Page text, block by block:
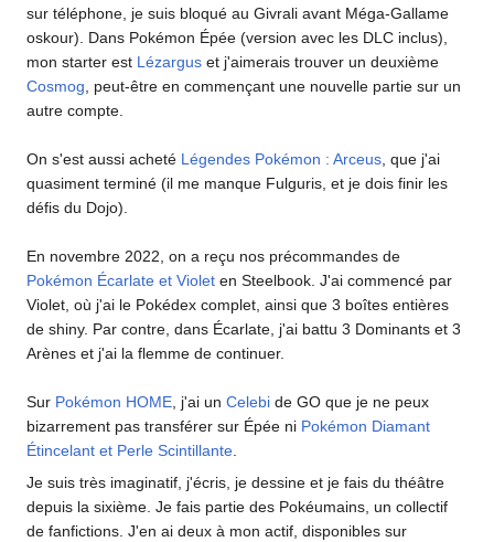
sur téléphone, je suis bloqué au Givrali avant Méga-Gallame
oskour). Dans Pokémon Épée (version avec les DLC inclus),
mon starter est Lézargus et j'aimerais trouver un deuxième
Cosmog , peut-être en commençant une nouvelle partie sur un
autre compte.
On s'est aussi acheté Légendes Pokémon : Arceus , que j'ai
quasiment terminé (il me manque Fulguris, et je dois finir les
défis du Dojo).
En novembre 2022, on a reçu nos précommandes de
Pokémon Écarlate et Violet en Steelbook. J'ai commencé par
Violet, où j'ai le Pokédex complet, ainsi que 3 boîtes entières
de shiny. Par contre, dans Écarlate, j'ai battu 3 Dominants et 3
Arènes et j'ai la flemme de continuer.
Sur Pokémon HOME , j'ai un Celebi de GO que je ne peux
bizarrement pas transférer sur Épée ni Pokémon Diamant
Étincelant et Perle Scintillante
Je suis très imaginatif, j'écris, je dessine et je fais du théâtre
depuis la sixième. Je fais partie des Pokéumains, un collectif
de fanfictions. J'en ai deux à mon actif, disponibles sur